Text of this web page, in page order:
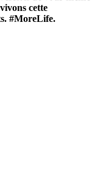
cette
#MoreLife.